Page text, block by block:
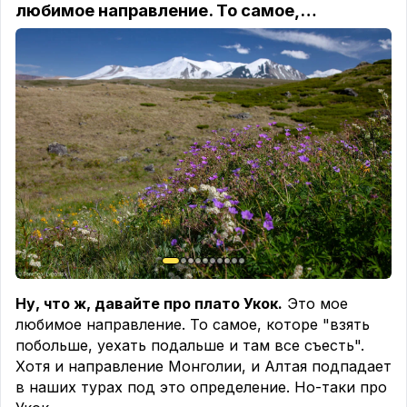
любимое направление. То самое,…
Ну, что ж, давайте про плато Укок. Это мое
любимое направление. То самое, которе "взять
побольше, уехать подальше и там все съесть".
Хотя и направление Монголии, и Алтая подпадает
в наших турах под это определение. Но-таки про